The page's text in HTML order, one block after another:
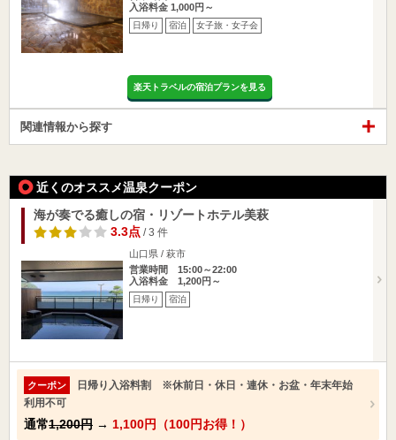
入浴料金 1,000円～
日帰り 宿泊 女子旅・女子会
楽天トラベルの宿泊プランを見る
関連情報から探す
近くのオススメ温泉クーポン
海が奏でる癒しの宿・リゾートホテル美萩
3.3点/ 3 件
山口県 / 萩市
営業時間 15:00～22:00
入浴料金 1,200円～
日帰り 宿泊
クーポン
日帰り入浴料割 ※休前日・休日・連休・お盆・年末年始
利用不可
通常1,200円 → 1,100円（100円お得！）